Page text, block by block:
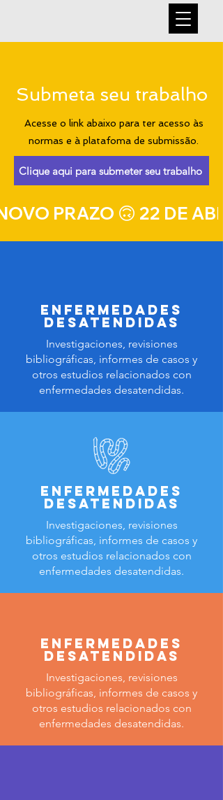
Submeta seu trabalho
Acesse o link abaixo para ter acesso às
normas e à platafoma de submissão.
Clique aqui para submeter seu trabalho
PRAZO 🙃 22 DE
Enfermedades
Desatendidas
Investigaciones, revisiones
bibliográficas, informes de casos y
otros estudios relacionados con
enfermedades desatendidas.
Enfermedades
Desatendidas
Investigaciones, revisiones
bibliográficas, informes de casos y
otros estudios relacionados con
enfermedades desatendidas.
Enfermedades
Desatendidas
Investigaciones, revisiones
bibliográficas, informes de casos y
otros estudios relacionados con
enfermedades desatendidas.